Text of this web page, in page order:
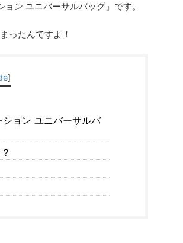
ン ユニバーサルバッグ」です。
ったんですよ！
]
ョン ユニバーサルバ